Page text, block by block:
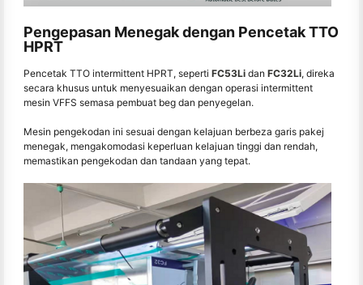
Pengepasan Menegak dengan Pencetak TTO
HPRT
Pencetak TTO intermittent HPRT, seperti FC53Li dan FC32Li, direka
secara khusus untuk menyesuaikan dengan operasi intermittent
mesin VFFS semasa pembuat beg dan penyegelan.
Mesin pengekodan ini sesuai dengan kelajuan berbeza garis pakej
menegak, mengakomodasi keperluan kelajuan tinggi dan rendah,
memastikan pengekodan dan tandaan yang tepat.